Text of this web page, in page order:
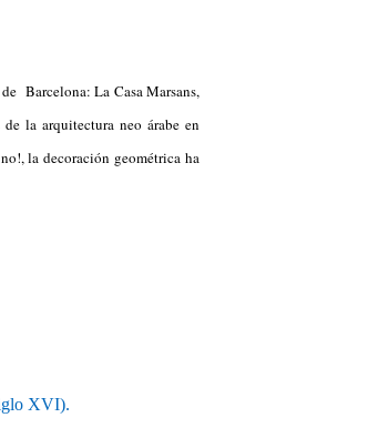
Barcelona: La Casa Marsans,
la arquitectura neo árabe en
la decoración geométrica ha
XVI).